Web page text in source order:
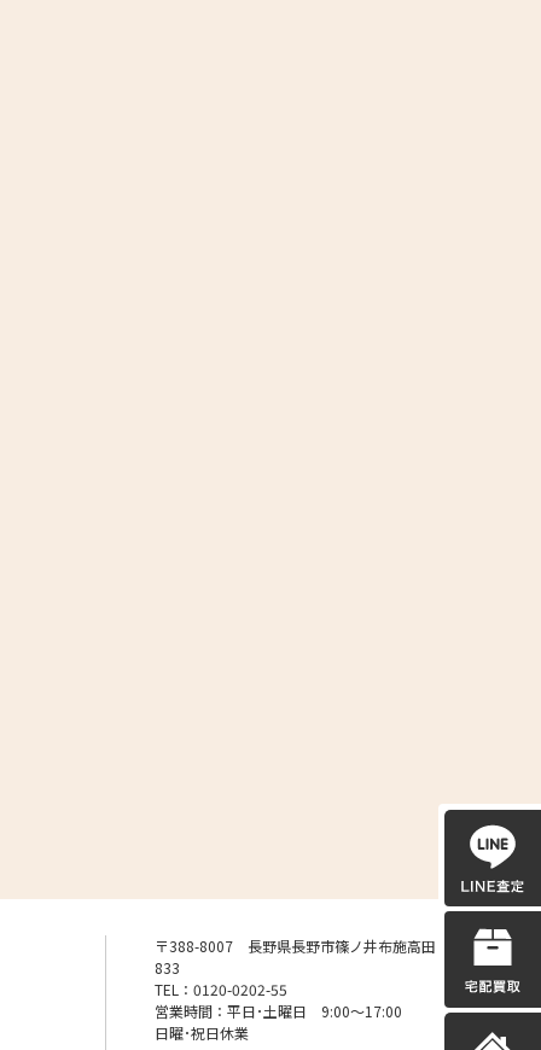
〒388-8007 長野県長野市篠ノ井布施高田
833
TEL：0120-0202-55
営業時間：平日･土曜日 9:00〜17:00
日曜･祝日休業